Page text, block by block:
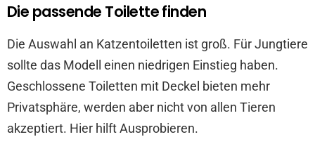
Die passende Toilette finden
Die Auswahl an Katzentoiletten ist groß. Für Jungtiere
sollte das Modell einen niedrigen Einstieg haben.
Geschlossene Toiletten mit Deckel bieten mehr
Privatsphäre, werden aber nicht von allen Tieren
akzeptiert. Hier hilft Ausprobieren.